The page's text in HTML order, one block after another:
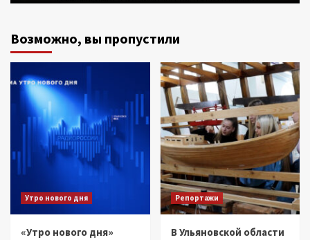
Возможно, вы пропустили
Утро нового дня
«Утро нового дня»
Репортажи
В Ульяновской области